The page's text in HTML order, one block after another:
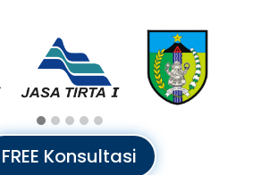
FREE Konsultasi